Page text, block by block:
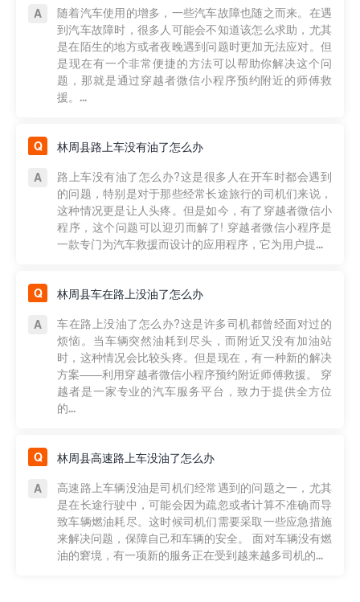
随着汽车使用的增多，一些汽车故障也随之而来。在遇
到汽车故障时，很多人可能会不知道该怎么求助，尤其
是在陌生的地方或者夜晚遇到问题时更加无法应对。但
是现在有一个非常便捷的方法可以帮助你解决这个问
题，那就是通过穿越者微信小程序预约附近的师傅救
援。...
林周县路上车没有油了怎么办
路上车没有油了怎么办?这是很多人在开车时都会遇到
的问题，特别是对于那些经常长途旅行的司机们来说，
这种情况更是让人头疼。但是如今，有了穿越者微信小
程序，这个问题可以迎刃而解了! 穿越者微信小程序是
一款专门为汽车救援而设计的应用程序，它为用户提...
林周县车在路上没油了怎么办
车在路上没油了怎么办?这是许多司机都曾经面对过的
烦恼。当车辆突然油耗到尽头，而附近又没有加油站
时，这种情况会比较头疼。但是现在，有一种新的解决
方案——利用穿越者微信小程序预约附近师傅救援。 穿
越者是一家专业的汽车服务平台，致力于提供全方位
的...
林周县高速路上车没油了怎么办
高速路上车辆没油是司机们经常遇到的问题之一，尤其
是在长途行驶中，可能会因为疏忽或者计算不准确而导
致车辆燃油耗尽。这时候司机们需要采取一些应急措施
来解决问题，保障自己和车辆的安全。 面对车辆没有燃
油的窘境，有一项新的服务正在受到越来越多司机的...